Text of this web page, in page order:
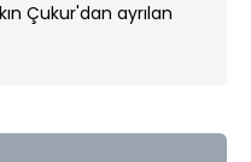
Çukur'dan ayrılan